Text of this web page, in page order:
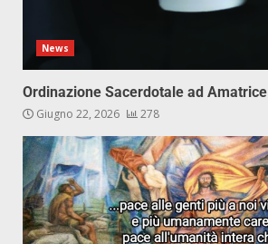
News
Ordinazione Sacerdotale ad Amatrice
Giugno 22, 2026 278